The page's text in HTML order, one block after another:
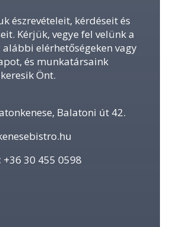
észrevételeit, kérdéseit és
Kérjük, vegye fel velünk a
elérhetőségeken vagy
és munkatársaink
Önt.
Balatoni út 42.
+36 30 455 0598